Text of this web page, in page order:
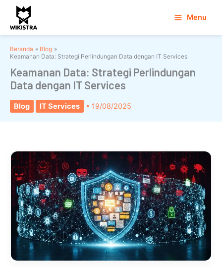
Lewati
konten
Menu
Beranda
Blog
Keamanan Data: Strategi Perlindungan Data dengan IT Services
Keamanan Data: Strategi Perlindungan
Data dengan IT Services
Blog IT Services • 19/08/2025